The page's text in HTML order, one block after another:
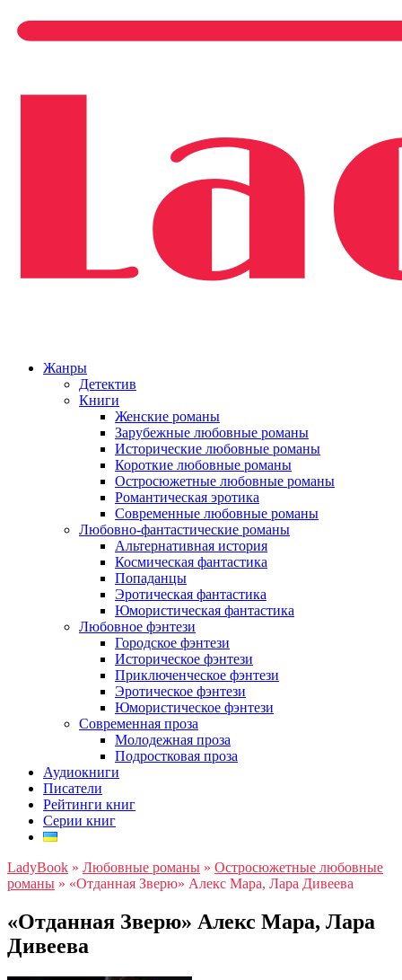
Жанры
Детектив
Книги
Женские романы
Зарубежные любовные романы
Исторические любовные романы
Короткие любовные романы
Остросюжетные любовные романы
Романтическая эротика
Современные любовные романы
Любовно-фантастические романы
Альтернативная история
Космическая фантастика
Попаданцы
Эротическая фантастика
Юмористическая фантастика
Любовное фэнтези
Городское фэнтези
Историческое фэнтези
Приключенческое фэнтези
Эротическое фэнтези
Юмористическое фэнтези
Современная проза
Молодежная проза
Подростковая проза
Аудиокниги
Писатели
Рейтинги книг
Серии книг
LadyBook » Любовные романы » Остросюжетные любовные
романы » «Отданная Зверю» Алекс Мара, Лара Дивеева
«Отданная Зверю» Алекс Мара, Лара
Дивеева